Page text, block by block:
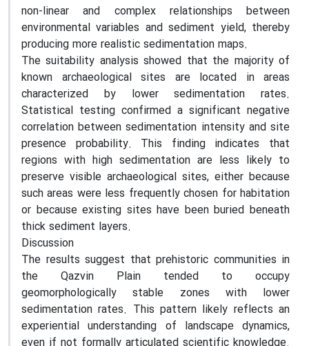
non-linear and complex relationships between
environmental variables and sediment yield, thereby
producing more realistic sedimentation maps.
The suitability analysis showed that the majority of
known archaeological sites are located in areas
characterized by lower sedimentation rates.
Statistical testing confirmed a significant negative
correlation between sedimentation intensity and site
presence probability. This finding indicates that
regions with high sedimentation are less likely to
preserve visible archaeological sites, either because
such areas were less frequently chosen for habitation
or because existing sites have been buried beneath
thick sediment layers.
Discussion
The results suggest that prehistoric communities in
the Qazvin Plain tended to occupy
geomorphologically stable zones with lower
sedimentation rates. This pattern likely reflects an
experiential understanding of landscape dynamics,